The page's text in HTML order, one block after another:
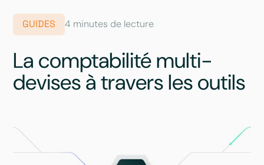
GUIDES 4 minutes de lecture
La comptabilité multi-
devises à travers les outils